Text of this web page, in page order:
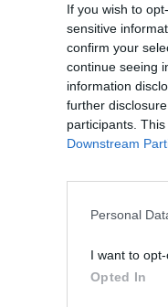
If you wish to
sensitive
confirm your
continue seeing
information
further
participants.
Downstream
Personal
I want to
Opted In
perfectamente.
todo edil del área que
orbi' una ristra de 4x4,
de la fecha
más allá de la orilla en